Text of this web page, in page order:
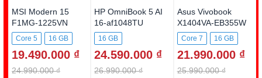
MSI Modern 15
F1MG-1225VN
Core 5
16 GB
512GB SSD
19.490.000 ₫
24.990.000 ₫
HP OmniBook 5 AI
16-af1048TU
BZ7Q9PA
16 GB
512GB SSD
24.590.000 ₫
26.990.000 ₫
Asus Vivobook
X1404VA-EB355W
Core 7
16 GB
512GB SSD
21.990.000 ₫
25.990.000 ₫